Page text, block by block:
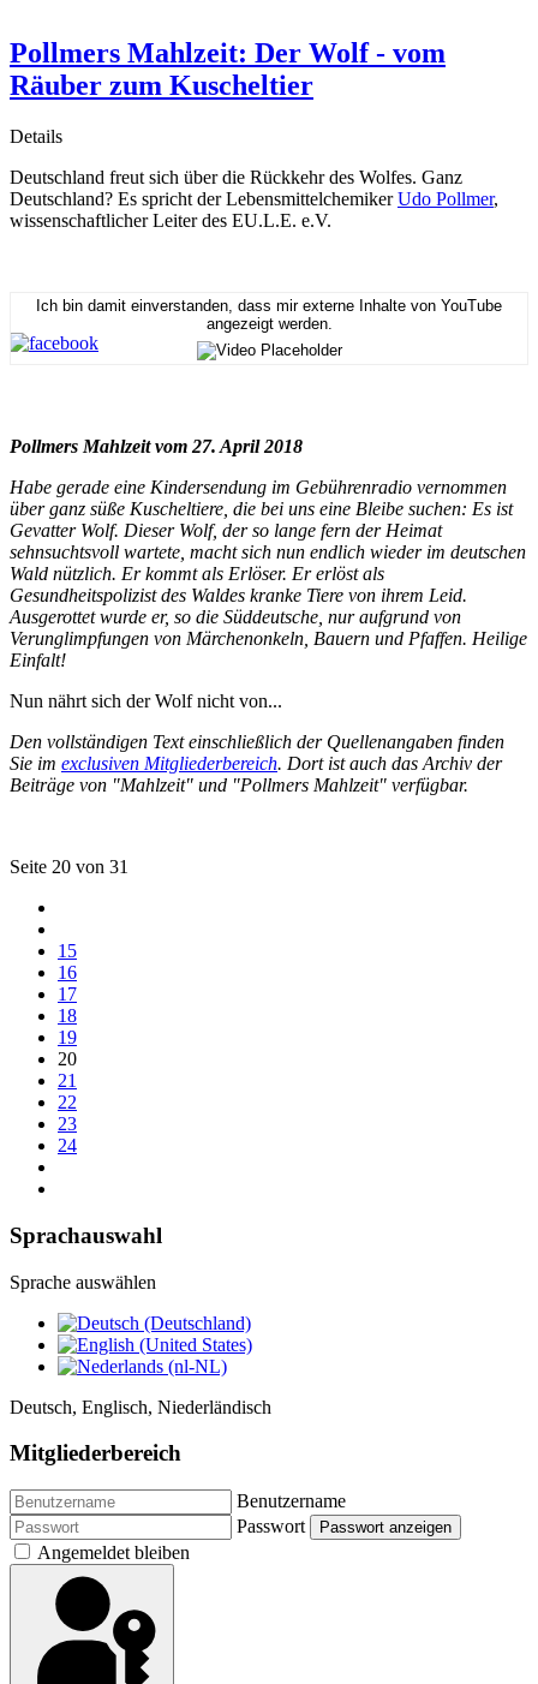
Pollmers Mahlzeit: Der Wolf - vom
Räuber zum Kuscheltier
Details
Deutschland freut sich über die Rückkehr des Wolfes. Ganz
Deutschland? Es spricht der LebensmittelchemikerUdo Pollmer,
wissenschaftlicher Leiter des EU.L.E. e.V.
Ich bin damit einverstanden, dass mir externe Inhalte von YouTube
angezeigt werden.
Pollmers Mahlzeit vom 27. April 2018
Habe gerade eine Kindersendung im Gebührenradio vernommen
über ganz süße Kuscheltiere, die bei uns eine Bleibe suchen: Es ist
Gevatter Wolf. Dieser Wolf, der so lange fern der Heimat
sehnsuchtsvoll wartete, macht sich nun endlich wieder im deutschen
Wald nützlich. Er kommt als Erlöser. Er erlöst als
Gesundheitspolizist des Waldes kranke Tiere von ihrem Leid.
Ausgerottet wurde er, so die Süddeutsche, nur aufgrund von
Verunglimpfungen von Märchenonkeln, Bauern und Pfaffen. Heilige
Einfalt!
Nun nährt sich der Wolf nicht von...
Den vollständigen Text einschließlich der Quellenangaben finden
Sie im exclusiven Mitgliederbereich. Dort ist auch das Archiv der
Beiträge von "Mahlzeit" und "Pollmers Mahlzeit" verfügbar.
Seite 20 von 31
15
16
17
18
19
20
21
22
23
24
Sprachauswahl
Sprache auswählen
Deutsch, Englisch, Niederländisch
Mitgliederbereich
Benutzername
Passwort
Passwort anzeigen
Angemeldet bleiben